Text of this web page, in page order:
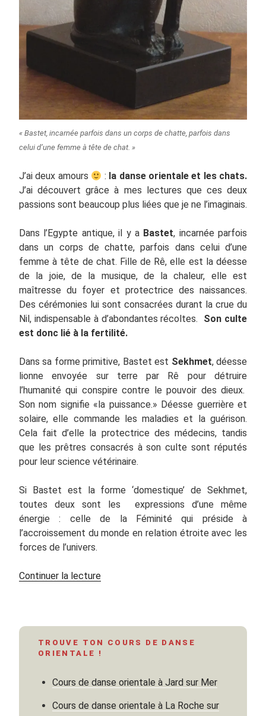
« Bastet, incarnée parfois dans un corps de chatte, parfois dans
celui d’une femme à tête de chat. »
J’ai deux amours : la danse orientale et les chats.
J’ai découvert grâce à mes lectures que ces deux
passions sont beaucoup plus liées que je ne l’imaginais.
Dans l’Egypte antique, il y a Bastet, incarnée parfois
dans un corps de chatte, parfois dans celui d’une
femme à tête de chat. Fille de Rê, elle est la déesse
de la joie, de la musique, de la chaleur, elle est
maîtresse du foyer et protectrice des naissances.
Des cérémonies lui sont consacrées durant la crue du
Nil, indispensable à d’abondantes récoltes. Son culte
est donc lié à la fertilité.
Dans sa forme primitive, Bastet est Sekhmet, déesse
lionne envoyée sur terre par Rê pour détruire
l’humanité qui conspire contre le pouvoir des dieux.
Son nom signifie «la puissance.» Déesse guerrière et
solaire, elle commande les maladies et la guérison.
Cela fait d’elle la protectrice des médecins, tandis
que les prêtres consacrés à son culte sont réputés
pour leur science vétérinaire.
Si Bastet est la forme ‘domestique’ de Sekhmet,
toutes deux sont les expressions d’une même
énergie : celle de la Féminité qui préside à
l’accroissement du monde en relation étroite avec les
forces de l’univers.
Continuer la lecturede
danseuse
TROUVE TON COURS DE DANSE
ORIENTALE !
Cours de danse orientale à Jard sur Mer
Cours de danse orientale à La Roche sur